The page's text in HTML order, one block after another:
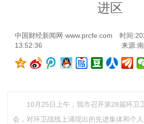
进区
中国财经新闻网·www.prcfe.com
时间
13:52:36
来源:
10月25日上午，我市召开第28届环卫
会，对环卫战线上涌现出的先进集体和个